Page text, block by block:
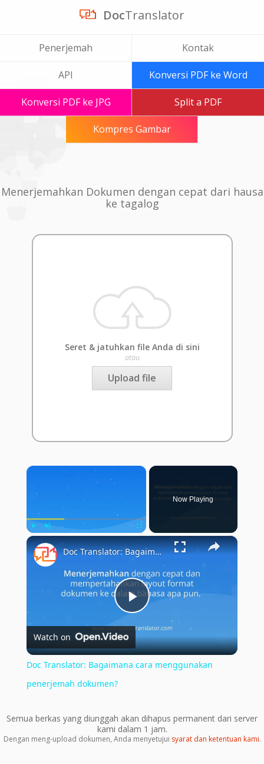
DocTranslator
Penerjemah Kontak
API Konversi PDF ke Word
Konversi PDF ke JPG Split a PDF
Kompres Gambar
Menerjemahkan Dokumen dengan cepat dari hausa
ke tagalog
Seret & jatuhkan file Anda di sini
atau
Upload file
×
Play Unmute Fullscreen
Now Playing
×
Play
Video
Doc Translator: Bagaimana cara menggunakan penerjemah dokumen?
Watch on
Doc Translator: Bagaimana cara menggunakan
penerjemah dokumen?
Semua berkas yang diunggah akan dihapus permanent dari server
kami dalam 1 jam.
Dengan meng-upload dokumen, Anda menyetujui syarat dan ketentuan kami.